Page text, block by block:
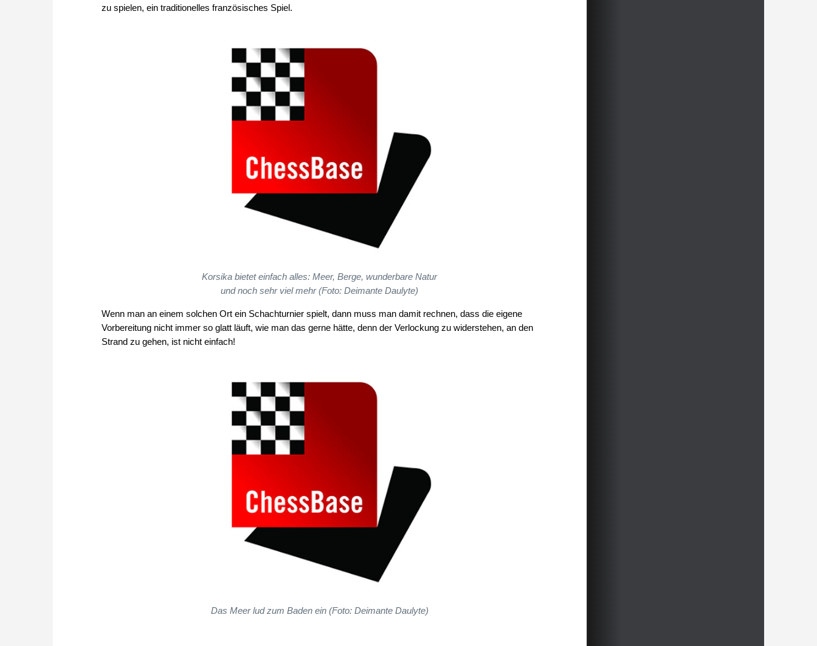
zu spielen, ein traditionelles französisches Spiel.
Korsika bietet einfach alles: Meer, Berge, wunderbare Natur
und noch sehr viel mehr (Foto: Deimante Daulyte)
Wenn man an einem solchen Ort ein Schachturnier spielt, dann muss man damit rechnen, dass die eigene
Vorbereitung nicht immer so glatt läuft, wie man das gerne hätte, denn der Verlockung zu widerstehen, an den
Strand zu gehen, ist nicht einfach!
Das Meer lud zum Baden ein (Foto: Deimante Daulyte)